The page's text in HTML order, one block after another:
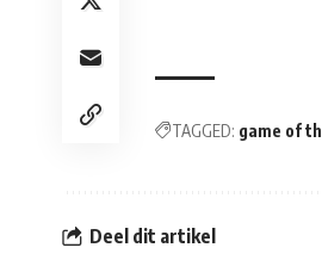
TAGGED: game of
Deel dit artikel